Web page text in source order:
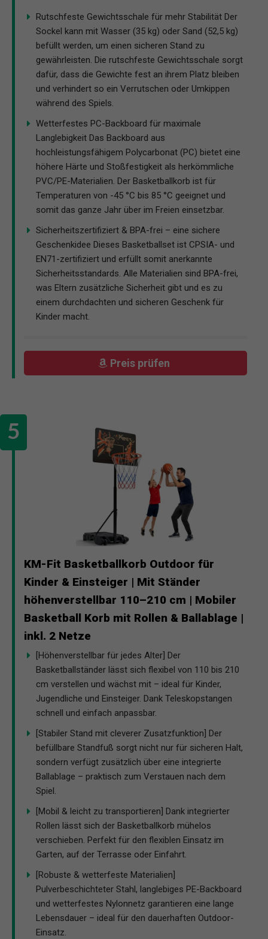
Rutschfeste Gewichtsschale für mehr Stabilität Der
Sockel kann mit Wasser (35 kg) oder Sand (52,5 kg)
befüllt werden, um einen sicheren Stand zu
gewährleisten. Die rutschfeste Gewichtsschale sorgt
dafür, dass die Gewichte fest an ihrem Platz bleiben
und verhindert so ein Verrutschen oder Umkippen
während des Spiels.
Wetterfestes PC-Backboard für maximale
Langlebigkeit Das Backboard aus
hochleistungsfähigem Polycarbonat (PC) bietet eine
höhere Härte und Stoßfestigkeit als herkömmliche
PVC/PE-Materialien. Der Basketballkorb ist für
Temperaturen von -45 °C bis 85 °C geeignet und
somit das ganze Jahr über im Freien einsetzbar.
Sicherheitszertifiziert & BPA-frei – eine sichere
Geschenkidee Dieses Basketballset ist CPSIA- und
EN71-zertifiziert und erfüllt somit anerkannte
Sicherheitsstandards. Alle Materialien sind BPA-frei,
was Eltern zusätzliche Sicherheit gibt und es zu
einem durchdachten und sicheren Geschenk für
Kinder macht.
Preis prüfen
KM-Fit Basketballkorb Outdoor für
Kinder & Einsteiger | Mit Ständer
höhenverstellbar 110–210 cm | Mobiler
Basketball Korb mit Rollen & Ballablage |
inkl. 2 Netze
[Höhenverstellbar für jedes Alter] Der
Basketballständer lässt sich flexibel von 110 bis 210
cm verstellen und wächst mit – ideal für Kinder,
Jugendliche und Einsteiger. Dank Teleskopstangen
schnell und einfach anpassbar.
[Stabiler Stand mit cleverer Zusatzfunktion] Der
befüllbare Standfuß sorgt nicht nur für sicheren Halt,
sondern verfügt zusätzlich über eine integrierte
Ballablage – praktisch zum Verstauen nach dem
Spiel.
[Mobil & leicht zu transportieren] Dank integrierter
Rollen lässt sich der Basketballkorb mühelos
verschieben. Perfekt für den flexiblen Einsatz im
Garten, auf der Terrasse oder Einfahrt.
[Robuste & wetterfeste Materialien]
Pulverbeschichteter Stahl, langlebiges PE-Backboard
und wetterfestes Nylonnetz garantieren eine lange
Lebensdauer – ideal für den dauerhaften Outdoor-
Einsatz.